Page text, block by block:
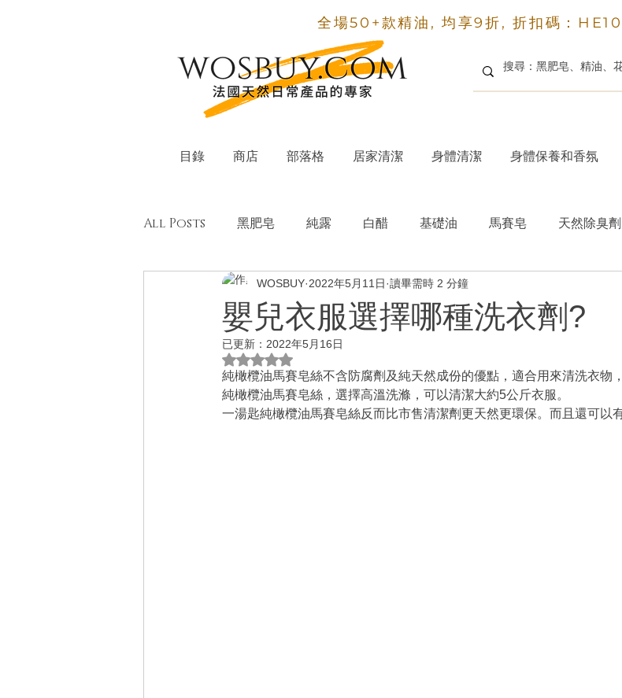
全場50+款精油, 均享9折, 折扣碼：
目錄 商店 部落格 居家清潔 身體清潔 身體保養和香氛
All Posts 黑肥皂 純露 白醋 基礎油 馬賽皂 天然除臭劑
有機單方純精油 天然配方 洗碗皂 小蘇打凝膠
小蘇打粉 氣泡酒 居家清潔酒精
嬰兒衣服選擇哪種洗衣劑?
WOSBUY 2022年5月11日 讀畢需時 2 分鐘
已更新： 2022年5月16日
評等為 NaN（最高為 5 顆星）。
純橄欖油馬賽皂絲不含防腐劑及純天然成份的優點，適合用來清洗衣物
純橄欖油馬賽皂絲，選擇高溫洗滌，可以清潔大約5公斤衣服。
一湯匙純橄欖油馬賽皂絲反而比市售清潔劑更天然更環保。而且還可以